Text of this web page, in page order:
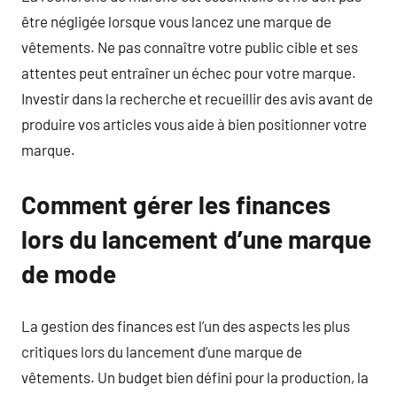
être négligée lorsque vous lancez une marque de
vêtements. Ne pas connaître votre public cible et ses
attentes peut entraîner un échec pour votre marque.
Investir dans la recherche et recueillir des avis avant de
produire vos articles vous aide à bien positionner votre
marque.
Comment gérer les finances
lors du lancement d’une marque
de mode
La gestion des finances est l’un des aspects les plus
critiques lors du lancement d’une marque de
vêtements. Un budget bien défini pour la production, la